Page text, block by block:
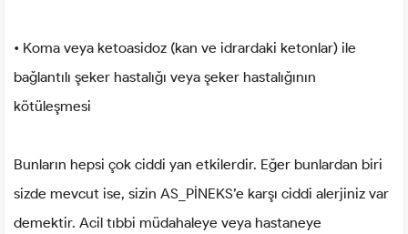
• Koma veya ketoasidoz (kan ve idrardaki ketonlar) ile
bağlantılı şeker hastalığı veya şeker hastalığının
kötüleşmesi
Bunların hepsi çok ciddi yan etkilerdir. Eğer bunlardan biri
sizde mevcut ise, sizin AS_PİNEKS’e karşı ciddi alerjiniz var
demektir. Acil tıbbi müdahaleye veya hastaneye